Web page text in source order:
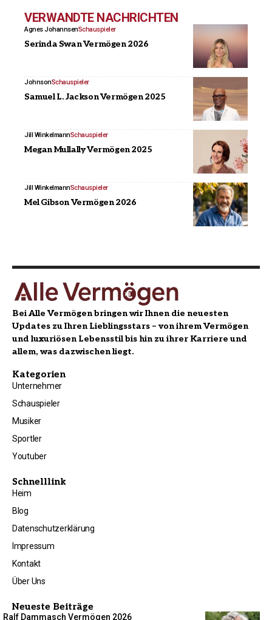
VERWANDTE NACHRICHTEN
Agnes JohannsenSchauspieler
Serinda Swan Vermögen 2026
JohnsonSchauspieler
Samuel L. Jackson Vermögen 2025
Jill WinkelmannSchauspieler
Megan Mullally Vermögen 2025
Jill WinkelmannSchauspieler
Mel Gibson Vermögen 2026
Bei Alle Vermögen bringen wir Ihnen die neuesten
Updates zu Ihren Lieblingsstars – von ihrem Vermögen
und luxuriösen Lebensstil bis hin zu ihrer Karriere und
allem, was dazwischen liegt.
Kategorien
Unternehmer
Schauspieler
Musiker
Sportler
Youtuber
Schnelllink
Heim
Blog
Datenschutzerklärung
Impressum
Kontakt
Über Uns
Neueste Beiträge
Ralf Dammasch Vermögen 2026